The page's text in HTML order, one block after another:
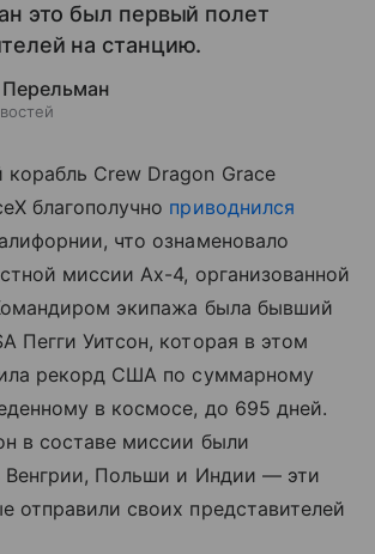
это был первый полет
на станцию.
Crew Dragon Grace
благополучно приводнился
что ознаменовало
миссии Ax-4, организованной
экипажа была бывший
Пегги Уитсон, которая в этом
рекорд США по суммарному
в космосе, до 695 дней.
в составе миссии были
Венгрии, Польши и Индии — эти
отправили своих представителей